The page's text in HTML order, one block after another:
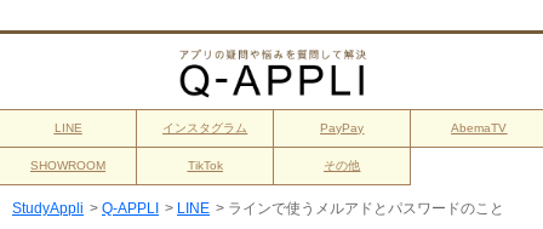
LINE インスタグラム PayPay AbemaTV
SHOWROOM TikTok その他
StudyAppli > Q-APPLI > LINE > ラインで使うメルアドとパスワードのこと